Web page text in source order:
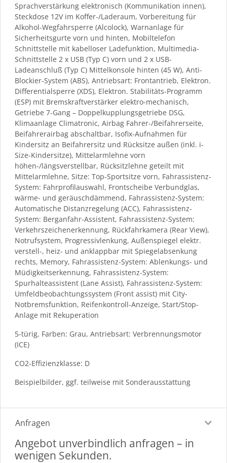
Sprachverstärkung elektronisch (Kommunikation innen),
Steckdose 12V im Koffer-/Laderaum, Vorbereitung für
Alkohol-Wegfahrsperre (Alcolock), Warnanlage für
Sicherheitsgurte vorn und hinten, Mobiltelefon
Schnittstelle mit kabelloser Ladefunktion, Multimedia-
Schnittstelle 2 x USB (Typ C) vorn und 2 x USB-
Ladeanschluß (Typ C) Mittelkonsole hinten (45 W), Anti-
Blockier-System (ABS), Antriebsart: Frontantrieb, Elektron.
Differentialsperre (XDS), Elektron. Stabilitäts-Programm
(ESP) mit Bremskraftverstärker elektro-mechanisch,
Getriebe 7-Gang – Doppelkupplungsgetriebe DSG,
Klimaanlage Climatronic, Airbag Fahrer-/Beifahrerseite,
Beifahrerairbag abschaltbar, Isofix-Aufnahmen für
Kindersitz an Beifahrersitz und Rücksitze außen (inkl. i-
Size-Kindersitze), Mittelarmlehne vorn
höhen-/längsverstellbar, Rücksitzlehne geteilt mit
Mittelarmlehne, Sitze: Top-Sportsitze vorn, Fahrassistenz-
System: Fahrprofilauswahl, Frontscheibe Verbundglas,
wärme- und geräuschdämmend, Fahrassistenz-System:
Automatische Distanzregelung (ACC), Fahrassistenz-
System: Berganfahr-Assistent, Fahrassistenz-System:
Verkehrszeichenerkennung, Rückfahrkamera (Rear View),
Notrufsystem, Progressivlenkung, Außenspiegel elektr.
verstell-, heiz- und anklappbar mit Spiegelabsenkung
rechts, Memory, Fahrassistenz-System: Ablenkungs- und
Müdigkeitserkennung, Fahrassistenz-System:
Spurhalteassistent (Lane Assist), Fahrassistenz-System:
Umfeldbeobachtungssystem (Front assist) mit City-
Notbremsfunktion, Reifenkontroll-Anzeige, Start/Stop-
Anlage mit Rekuperation
5-türig, Farben: Grau, Antriebsart: Verbrennungsmotor
(ICE)
CO2-Effizienzklasse: D
Beispielbilder, ggf. teilweise mit Sonderausstattung
Anfragen
Angebot unverbindlich anfragen – in
wenigen Sekunden.